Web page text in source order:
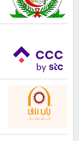
كل الوظائف
كل الوظائف